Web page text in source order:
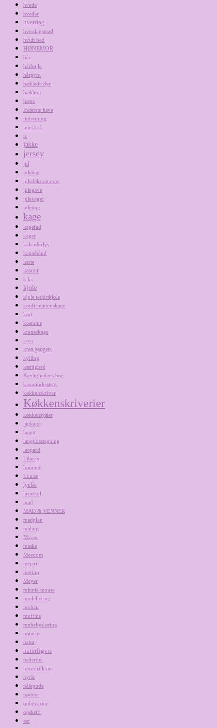
hvede
hveder
hverdag
hverdagsmad
hvidt bed
HØNEMOR
hår
hårbøjle
hårpynt
hæklede dyr
hækling
hætte
Inderste have
indretning
interlock
is
jakke
jersey
jul
julebag
juledekorationer
julegave
julekager
juleting
kage
kagefad
kager
kalenderlys
kantebånd
karte
kasmir
kiks
kjole
kjole t-shirtkjole
konfirmationskage
kort
kostume
kransekage
krea
krea gadgets
kylling
kærlighed
Kærlighedens bog
kærmindesøster
køkkenskriver
Køkkenskriverier
køkkensysler
lagkage
lanett
langtidsstegning
leopard
Liberty
lommer
Louise
lynlås
lænestol
mad
MAD & VENNER
madplan
maling
Maren
maske
Meedom
mejeri
merino
Meyer
minnie mouse
modellering
mohair
muffins
møbelpolstring
mønster
nattøj
naturligvis
nederdel
nissedrillerier
nytår
nålepude
nødder
opbevaring
opskrift
ost